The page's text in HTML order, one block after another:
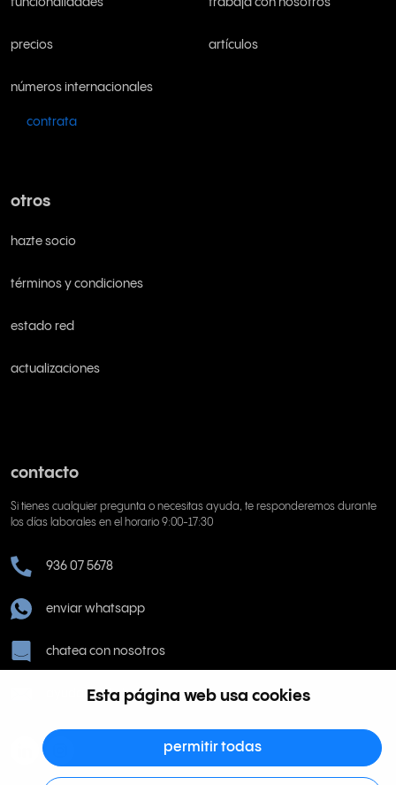
Esta página web usa cookies
permitir todas
funcionalidades
precios
números internacionales
contrata
trabaja con nosotros
artículos
otros
hazte socio
términos y condiciones
estado red
actualizaciones
contacto
Si tienes cualquier pregunta o necesitas ayuda, te responderemos durante
los días laborales en el horario 9:00-17:30
936 07 5678
enviar whatsapp
chatea con nosotros
ayuda@rinkel.es